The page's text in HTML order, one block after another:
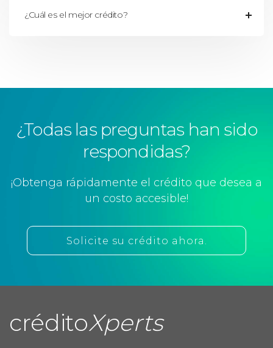
¿Cuál es el mejor crédito?
¿Todas las preguntas han sido
respondidas?
¡Obtenga rápidamente el crédito que desea a
un costo accesible!
Solicite su crédito ahora.
créditoXperts